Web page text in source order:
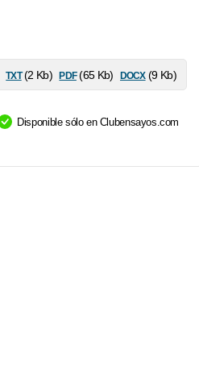
txt(2 Kb) pdf(65 Kb) docx(9 Kb)
Disponible sólo en Clubensayos.com